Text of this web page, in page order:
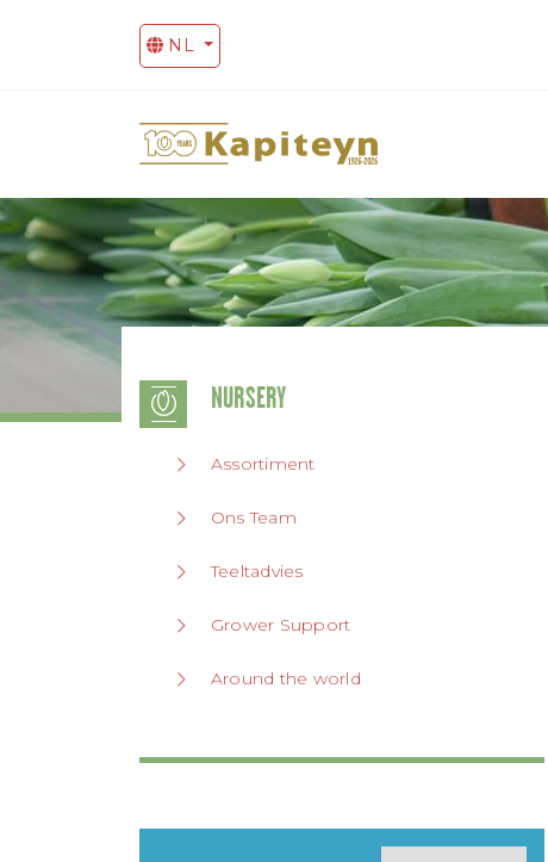
NL
NURSERY
Assortiment
Ons Team
Teeltadvies
Grower Support
Around the world